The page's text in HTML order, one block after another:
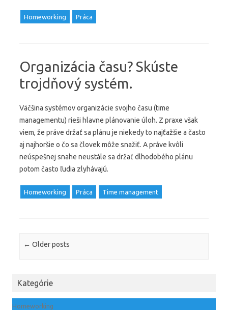
Homeworking Práca
Organizácia času? Skúste
trojdňový systém.
Väčšina systémov organizácie svojho času (time
managementu) rieši hlavne plánovanie úloh. Z praxe však
viem, že práve držať sa plánu je niekedy to najťažšie a často
aj najhoršie o čo sa človek môže snažiť. A práve kvôli
neúspešnej snahe neustále sa držať dlhodobého plánu
potom často ľudia zlyhávajú.
Homeworking Práca Time management
Post navigation
← Older posts
Kategórie
Homeworking